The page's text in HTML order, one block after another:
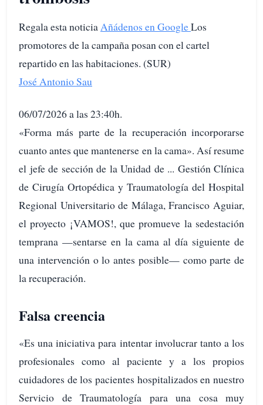
Regala esta noticia Añádenos en GoogleLos
promotores de la campaña posan con el cartel
repartido en las habitaciones. (SUR)
José Antonio Sau
06/07/2026 a las 23:40h.
«Forma más parte de la recuperación incorporarse
cuanto antes que mantenerse en la cama». Así resume
el jefe de sección de la Unidad de ... Gestión Clínica
de Cirugía Ortopédica y Traumatología del Hospital
Regional Universitario de Málaga, Francisco Aguiar,
el proyecto ¡VAMOS!, que promueve la sedestación
temprana —sentarse en la cama al día siguiente de
una intervención o lo antes posible— como parte de
la recuperación.
Falsa creencia
«Es una iniciativa para intentar involucrar tanto a los
profesionales como al paciente y a los propios
cuidadores de los pacientes hospitalizados en nuestro
Servicio de Traumatología para una cosa muy